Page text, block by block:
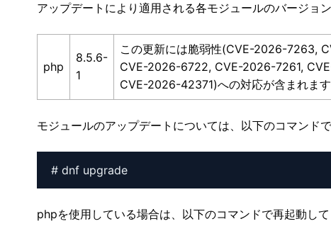
アップデートにより適用される各モジュールのバージョ
php
8.5.6-
1
この更新には脆弱性(CVE-2026-7263,
CVE-2026-6722, CVE-2026-7261,
CVE-2026-42371)への対応が含まれます
モジュールのアップデートについては、以下のコマンドで
# dnf upgrade
phpを使用している場合は、以下のコマンドで再起動して